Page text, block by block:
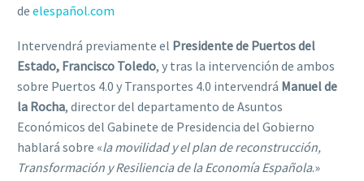
de elespañol.com
Intervendrá previamente el Presidente de Puertos del
Estado, Francisco Toledo, y tras la intervención de ambos
sobre Puertos 4.0 y Transportes 4.0 intervendrá Manuel de
la Rocha, director del departamento de Asuntos
Económicos del Gabinete de Presidencia del Gobierno
hablará sobre «la movilidad y el plan de reconstrucción,
Transformación y Resiliencia de la Economía Española.»